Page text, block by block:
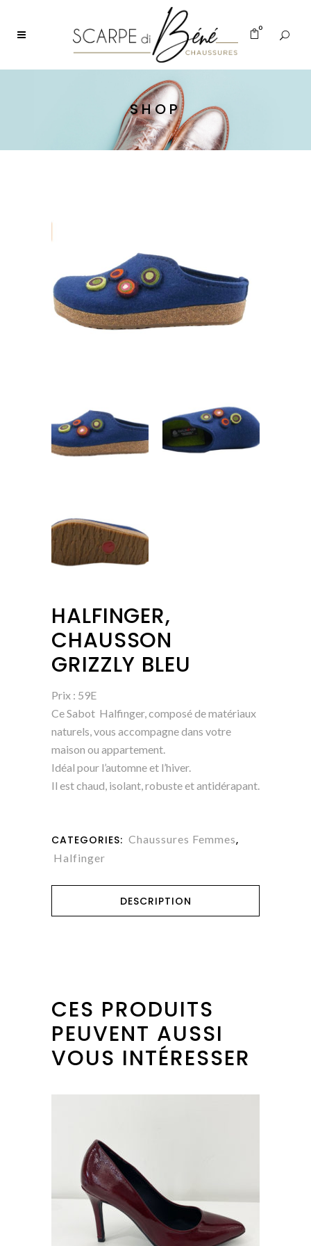
0
SHOP
HALFINGER,
CHAUSSON
GRIZZLY BLEU
Prix : 59E
Ce Sabot Halfinger, composé de matériaux
naturels, vous accompagne dans votre
maison ou appartement.
Idéal pour l’automne et l’hiver.
Il est chaud, isolant, robuste et antidérapant.
CATEGORIES: Chaussures Femmes,
Halfinger
DESCRIPTION
CES PRODUITS
PEUVENT AUSSI
VOUS INTÉRESSER